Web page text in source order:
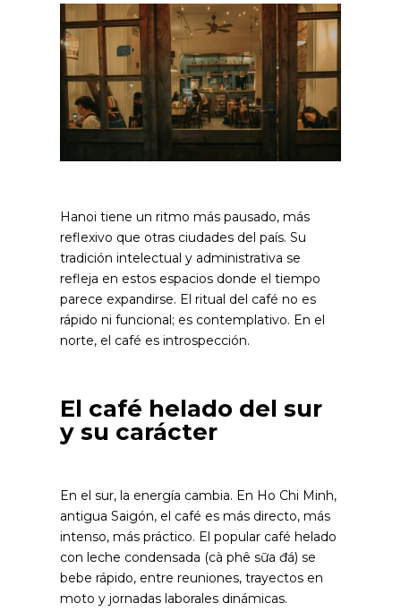
Hanoi tiene un ritmo más pausado, más
reflexivo que otras ciudades del país. Su
tradición intelectual y administrativa se
refleja en estos espacios donde el tiempo
parece expandirse. El ritual del café no es
rápido ni funcional; es contemplativo. En el
norte, el café es introspección.
El café helado del sur
y su carácter
En el sur, la energía cambia. En Ho Chi Minh,
antigua Saigón, el café es más directo, más
intenso, más práctico. El popular café helado
con leche condensada (cà phê sữa đá) se
bebe rápido, entre reuniones, trayectos en
moto y jornadas laborales dinámicas.